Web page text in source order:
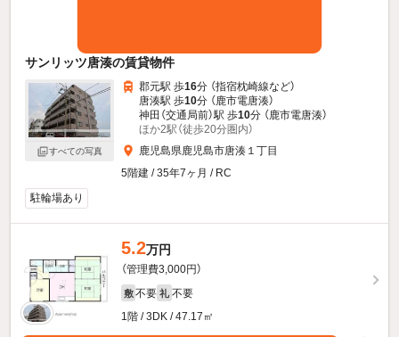
サンリッツ唐湊の賃貸物件
すべての写真
郡元駅 歩16分 （指宿枕崎線など）
唐湊駅 歩10分 （鹿市電唐湊）
神田（交通局前）駅 歩10分 （鹿市電唐湊）
ほか2駅（徒歩20分圏内）
鹿児島県鹿児島市唐湊１丁目
5階建 / 35年7ヶ月 / RC
駐輪場あり
5.2万円
（管理費3,000円）
敷 不要 礼 不要
1階 / 3DK / 47.17㎡